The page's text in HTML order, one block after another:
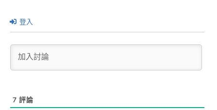
登入
7 評論